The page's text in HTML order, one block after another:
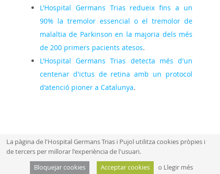
L'Hospital Germans Trias redueix fins a un
90% la tremolor essencial o el tremolor de
malaltia de Parkinson en la majoria dels més
de 200 primers pacients atesos.
L'Hospital Germans Trias detecta més d'un
centenar d'ictus de retina amb un protocol
d'atenció pioner a Catalunya.
Aví­s legal
La pàgina de l'Hospital Germans Trias i Pujol utilitza cookies pròpies i
de tercers per millorar l'experiència de l'usuari.
Bloquejar cookies
Acceptar cookies o Llegir més